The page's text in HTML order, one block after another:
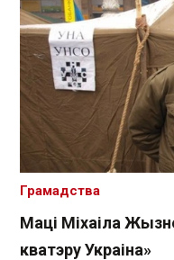
Маці Міхаіла
кватэру Украіна»
Грамадства